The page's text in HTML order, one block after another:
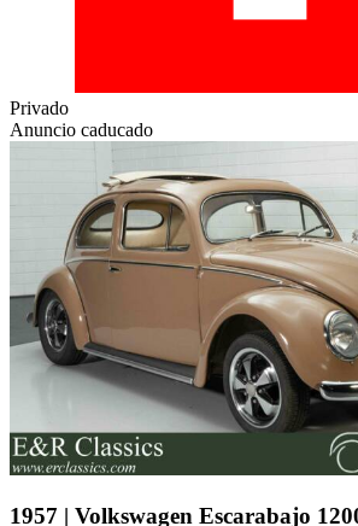
Privado
Anuncio caducado
1957 | Volkswagen Escarabajo